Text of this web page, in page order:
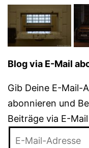
Blog via E-Mail
Gib Deine E-Mail-
abonnieren und
Beiträge via E-